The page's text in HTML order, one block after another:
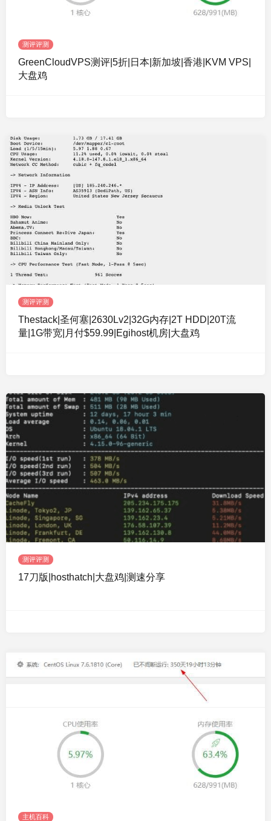
测评评测
GreenCloudVPS测评|5折|日本|新加坡|香港|KVM VPS|
大盘鸡
测评评测
Thestack|圣何塞|2630Lv2|32G内存|2T HDD|20T流
量|1G带宽|月付$59.99|Egihost机房|大盘鸡
测评评测
17刀版|hosthatch|大盘鸡|测速分享
主机百科